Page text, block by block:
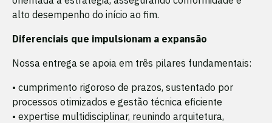
alto desempenho do início ao fim.
Diferenciais que impulsionam a expansão
Nossa entrega se apoia em três pilares fundamentais:
• cumprimento rigoroso de prazos, sustentado por
processos otimizados e gestão técnica eficiente
• expertise multidisciplinar, reunindo arquitetura,